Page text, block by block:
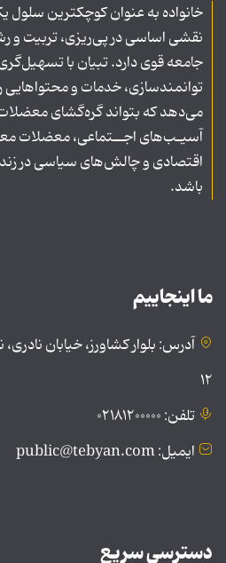
خانواده به عنوان کوچکترین سلول
نقشی اساسی در پی‌ریزی، تربیت و
جامعه قوی دارد. تبیان با
توانمندسازی، خدمات و محتواهایی
می‌دهد که بتواند گره‌گشای
آسیـب‌های اجــتماعی، معضلات
اقتصادی و چالش‌های سیاسی در
باشد.
ما اینجاییم
آدرس: بلوار کشاورز، خیابان
۱۲
تلفن: ۰۲۱۸۱۲۰۰۰۰۰
ایمیل: public@tebyan.com
دسترسی سریع